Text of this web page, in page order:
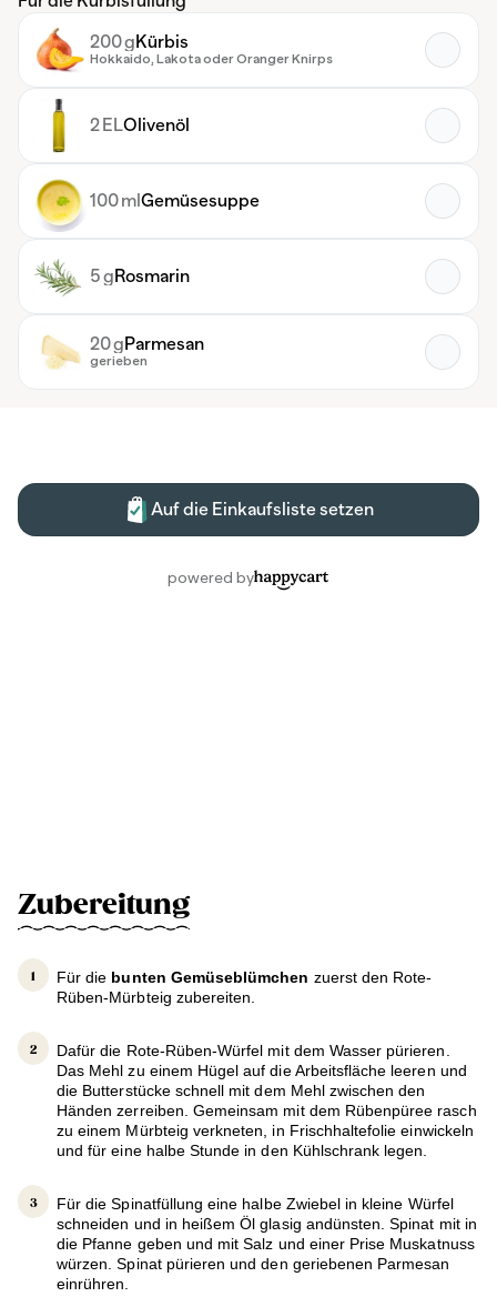
Zubereitung
Für die bunten Gemüseblümchen zuerst den Rote-
Rüben-Mürbteig zubereiten.
Dafür die Rote-Rüben-Würfel mit dem Wasser pürieren.
Das Mehl zu einem Hügel auf die Arbeitsfläche leeren und
die Butterstücke schnell mit dem Mehl zwischen den
Händen zerreiben. Gemeinsam mit dem Rübenpüree rasch
zu einem Mürbteig verkneten, in Frischhaltefolie einwickeln
und für eine halbe Stunde in den Kühlschrank legen.
Für die Spinatfüllung eine halbe Zwiebel in kleine Würfel
schneiden und in heißem Öl glasig andünsten. Spinat mit in
die Pfanne geben und mit Salz und einer Prise Muskatnuss
würzen. Spinat pürieren und den geriebenen Parmesan
einrühren.